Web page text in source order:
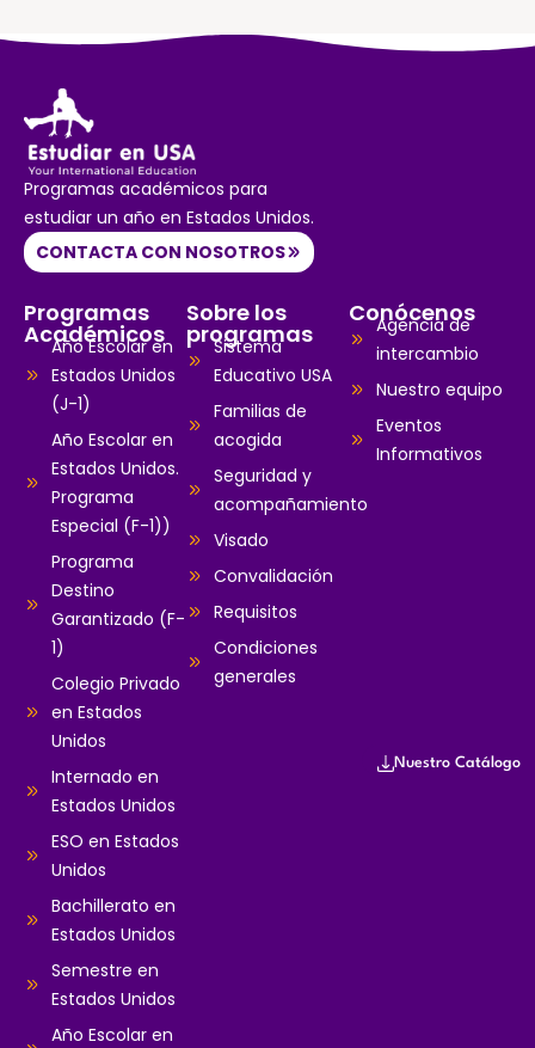
Programas académicos para
estudiar un año en Estados Unidos.
CONTACTA CON NOSOTROS
Nuestro Catálogo
Programas
Académicos
Año Escolar en
Estados Unidos
(J-1)
Año Escolar en
Estados Unidos.
Programa
Especial (F-1))
Programa
Destino
Garantizado (F-
1)
Colegio Privado
en Estados
Unidos
Internado en
Estados Unidos
ESO en Estados
Unidos
Bachillerato en
Estados Unidos
Semestre en
Estados Unidos
Año Escolar en
Sobre los
programas
Sistema
Educativo USA
Familias de
acogida
Seguridad y
acompañamiento
Visado
Convalidación
Requisitos
Condiciones
generales
Conócenos
Agencia de
intercambio
Nuestro equipo
Eventos
Informativos